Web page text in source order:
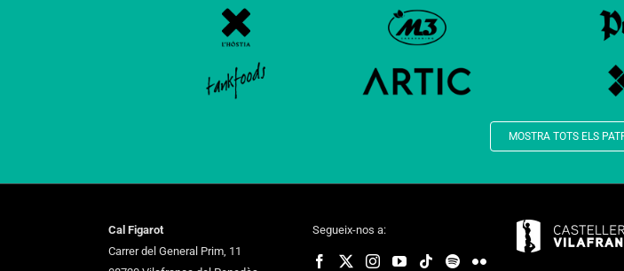
MOSTRA TOTS ELS
Cal Figarot
Carrer del General Prim, 11
Segueix-nos a: